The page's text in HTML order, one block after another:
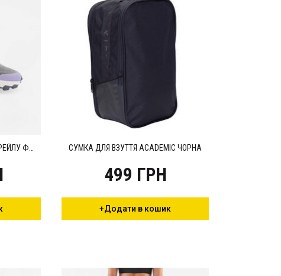
СУМКА ДЛЯ ВЗУТТЯ ACADEMIC ЧОРНА
499 ГРН
+Додати в кошик